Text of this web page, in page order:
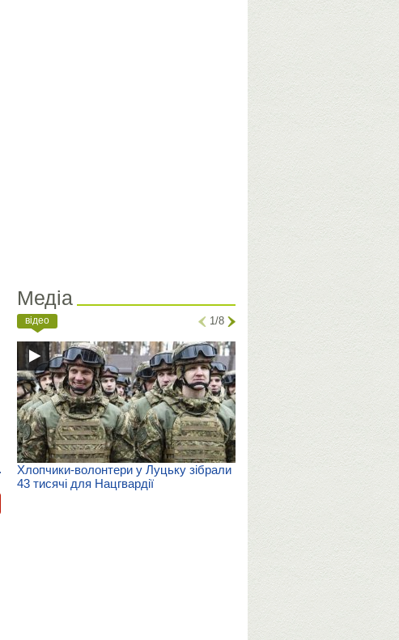
Медіа
відео 1/8
Хлопчики-волонтери у Луцьку зібрали
43 тисячі для Нацгвардії